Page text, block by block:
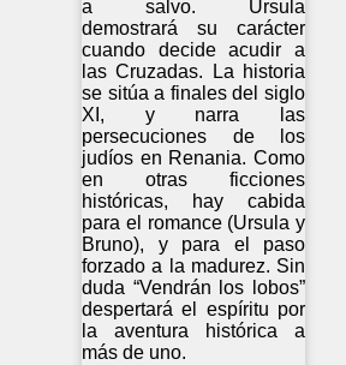
a salvo. Ursula
demostrará su carácter
cuando decide acudir a
las Cruzadas. La historia
se sitúa a finales del siglo
XI, y narra las
persecuciones de los
judíos en Renania. Como
en otras ficciones
históricas, hay cabida
para el romance (Ursula y
Bruno), y para el paso
forzado a la madurez. Sin
duda “Vendrán los lobos”
despertará el espíritu por
la aventura histórica a
más de uno.